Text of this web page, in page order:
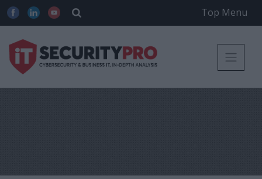
Top Menu